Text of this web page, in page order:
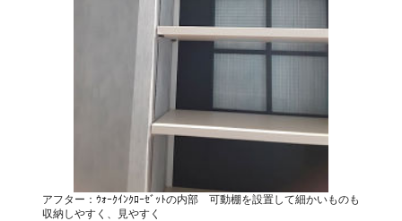
アフター：ｳｫｰｸｲﾝｸﾛｰｾﾞｯﾄの内部 可動棚を設置して細かいものも
収納しやすく、見やすく